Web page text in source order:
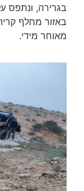
בגרירה, ונתפס
באזור מחלף
מאוחר מידי.